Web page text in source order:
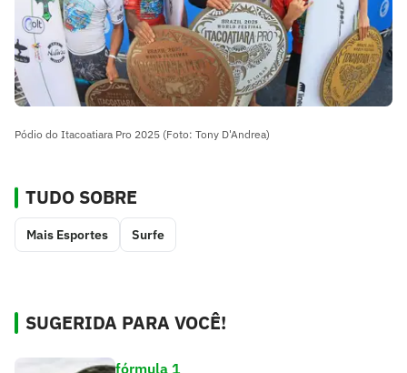
Pódio do Itacoatiara Pro 2025 (Foto: Tony D'Andrea)
TUDO SOBRE
Mais Esportes Surfe
SUGERIDA PARA VOCÊ!
fórmula 1